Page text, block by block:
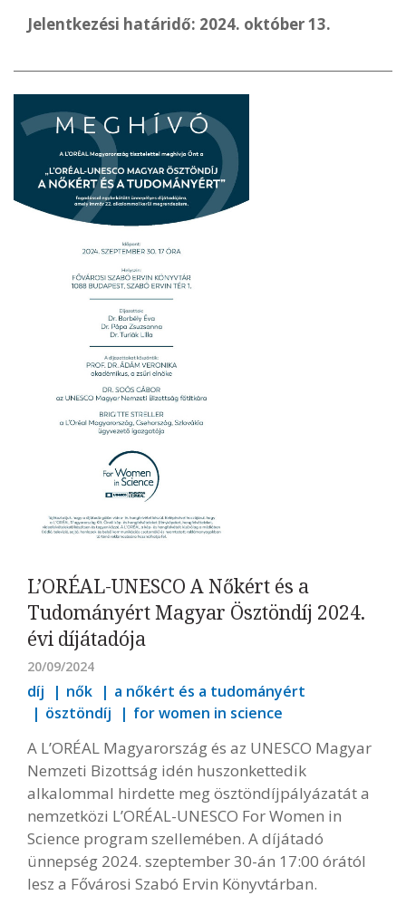
Jelentkezési határidő: 2024. október 13.
L’ORÉAL-UNESCO A Nőkért és a
Tudományért Magyar Ösztöndíj 2024.
évi díjátadója
20/09/2024
díj nők
a nőkért és a tudományért
ösztöndíj
for women in science
A L’ORÉAL Magyarország és az UNESCO Magyar
Nemzeti Bizottság idén huszonkettedik
alkalommal hirdette meg ösztöndíjpályázatát a
nemzetközi L’ORÉAL-UNESCO For Women in
Science program szellemében. A díjátadó
ünnepség 2024. szeptember 30-án 17:00 órától
lesz a Fővárosi Szabó Ervin Könyvtárban.